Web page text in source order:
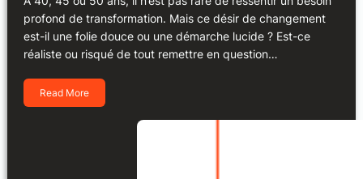
profond de transformation. Mais ce désir de changement
est-il une folie douce ou une démarche lucide ? Est-ce
réaliste ou risqué de tout remettre en question…
Read More